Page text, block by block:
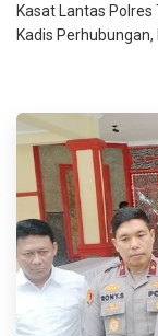
Kasat Lantas
Kadis Perhubungan,